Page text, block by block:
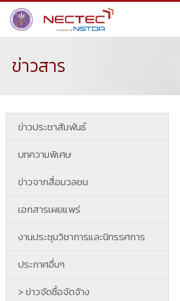
ข่าวสาร
ข่าวประชาสัมพันธ์
บทความพิเศษ
ข่าวจากสื่อมวลชน
เอกสารเผยแพร่
งานประชุมวิชาการและนิทรรศการ
ประกาศอื่นๆ
> ข่าวจัดซื้อจัดจ้าง